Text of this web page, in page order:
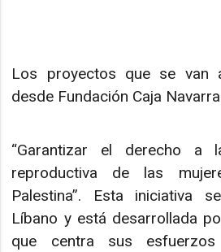
Los proyectos que se van
desde Fundación Caja
“Garantizar el derecho a
reproductiva de las
Palestina”. Esta iniciativa
Líbano y está desarrollada
que centra sus